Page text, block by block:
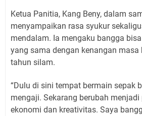
Ketua Panitia, Kang Beny, dalam
menyampaikan rasa syukur
mendalam. Ia mengaku bangga
yang sama dengan kenangan masa
tahun silam.
“Dulu di sini tempat bermain sepak
mengaji. Sekarang berubah
ekonomi dan kreativitas. Saya